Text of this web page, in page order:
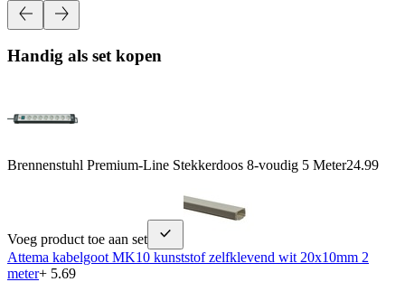
Handig als set kopen
Brennenstuhl Premium-Line Stekkerdoos 8-voudig 5 Meter24.99
Voeg product toe aan set
Attema kabelgoot MK10 kunststof zelfklevend wit 20x10mm 2
meter+ 5.69